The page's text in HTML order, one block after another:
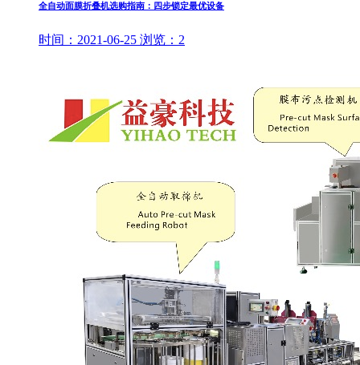
全自动面膜折叠机选购指南：四步锁定最优设备
时间： 2021-06-25 浏览： 2